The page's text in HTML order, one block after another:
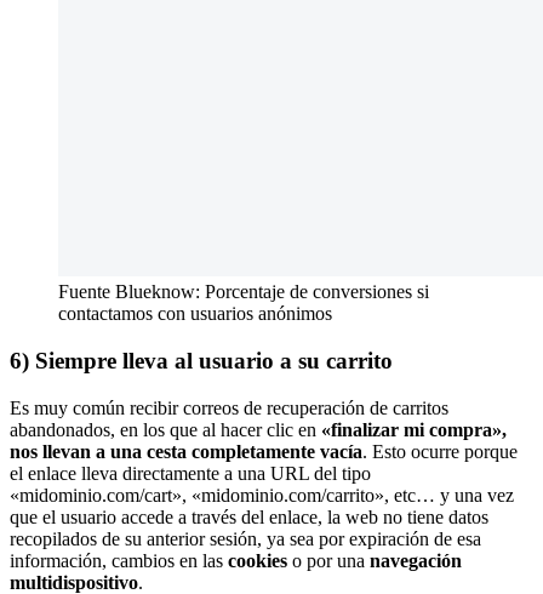
Fuente Blueknow: Porcentaje de conversiones si
contactamos con usuarios anónimos
6) Siempre lleva al usuario a su carrito
Es muy común recibir correos de recuperación de carritos
abandonados, en los que al hacer clic en «finalizar mi compra»,
nos llevan a una cesta completamente vacía. Esto ocurre porque
el enlace lleva directamente a una URL del tipo
«midominio.com/cart», «midominio.com/carrito», etc… y una vez
que el usuario accede a través del enlace, la web no tiene datos
recopilados de su anterior sesión, ya sea por expiración de esa
información, cambios en las cookies o por una navegación
multidispositivo.